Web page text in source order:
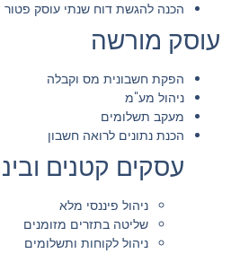
הכנה להגשת דוח שנתי עוסק פטור
עוסק מורשה
הפקת חשבונית מס וקבלה
ניהול מע"מ
מעקב תשלומים
הכנת נתונים לרואה חשבון
עסקים קטנים
ניהול פיננסי מלא
שליטה בתזרים מזומנים
ניהול לקוחות ותשלומים